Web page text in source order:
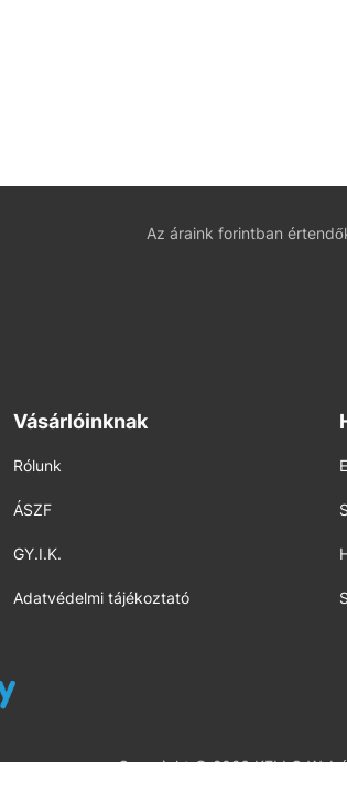
Az áraink forintban
Vásárlóinknak
Rólunk
ÁSZF
GY.I.K.
Adatvédelmi tájékoztató
Copyright © 2026 KELLO